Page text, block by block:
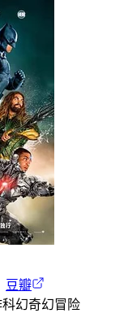
豆瓣
科幻奇幻冒险